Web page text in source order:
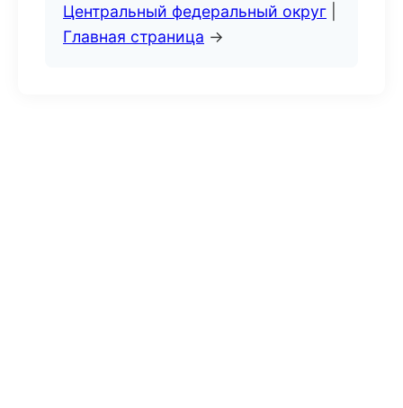
Центральный федеральный округ
Главная страница →